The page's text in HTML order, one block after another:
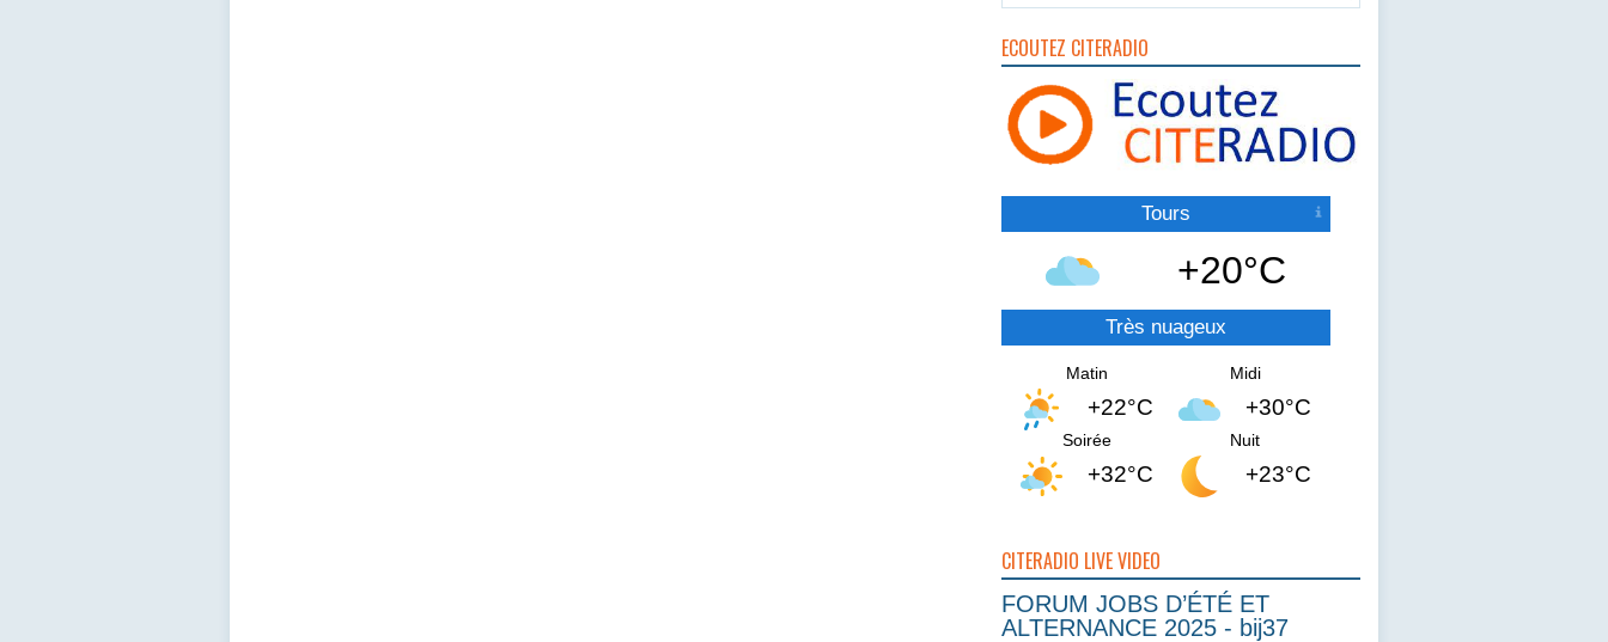
ECOUTEZ CITERADIO
Tours
+20°C
Très nuageux
Matin
+22°C
Midi
+30°C
Soirée
+32°C
Nuit
+23°C
CITERADIO LIVE VIDEO
FORUM JOBS D’ÉTÉ ET
ALTERNANCE 2025 - bij37